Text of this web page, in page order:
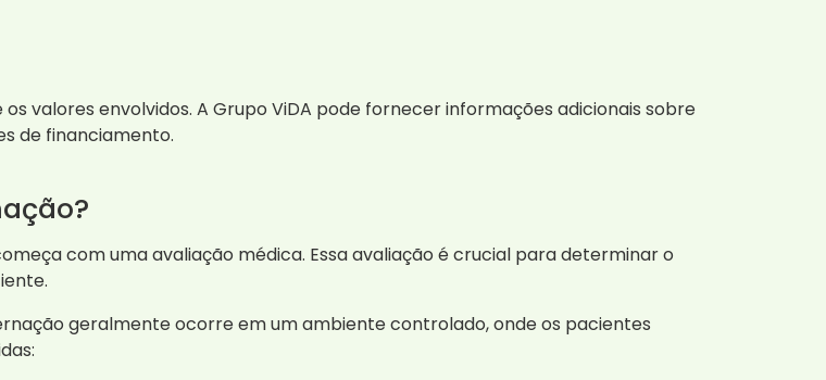
valores envolvidos. A Grupo ViDA pode fornecer informações adicionais sobre
de financiamento.
com uma avaliação médica. Essa avaliação é crucial para determinar o
geralmente ocorre em um ambiente controlado, onde os pacientes